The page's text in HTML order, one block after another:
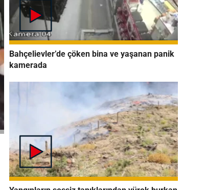
Bahçelievler’de çöken bina ve yaşanan panik
kamerada